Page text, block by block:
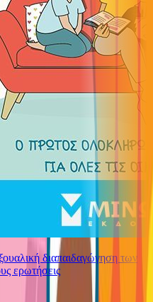
διαπαιδαγώγηση των
ερωτήσεις